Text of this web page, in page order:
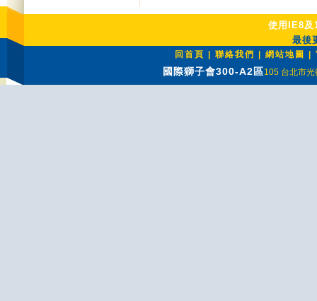
使用IE8及
最後
回首頁 聯絡我們 網站地圖
國際獅子會300-A2區105 台北市